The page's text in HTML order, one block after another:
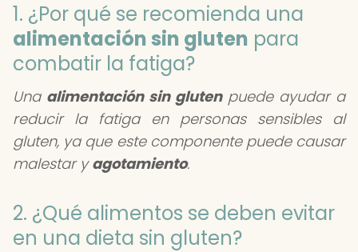
1. ¿Por qué se recomienda una
alimentación sin gluten para
combatir la fatiga?
Una alimentación sin glutenpuede ayudar a
reducir la fatiga en personas sensibles al
gluten, ya que este componente puede causar
malestar yagotamiento.
2. ¿Qué alimentos se deben evitar
en una dieta sin gluten?